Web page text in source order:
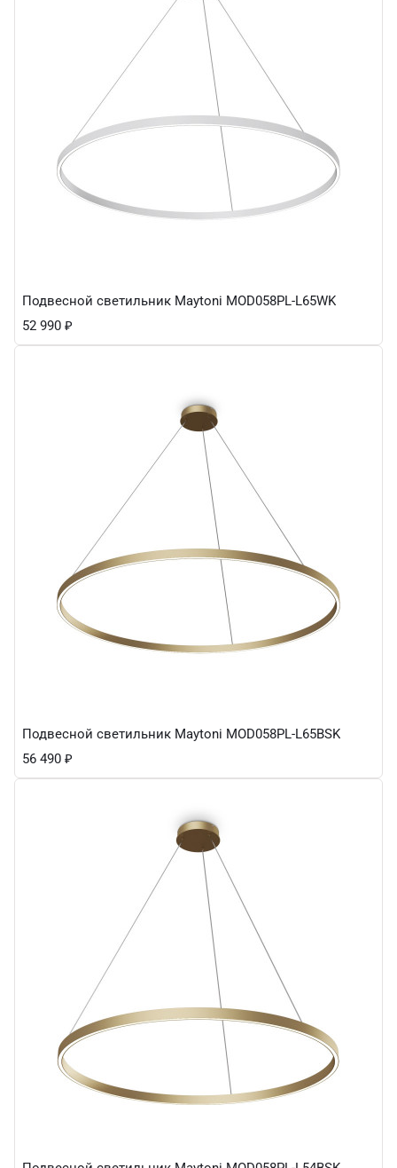
Подвесной светильник Maytoni MOD058PL-L65WK
52 990 ₽
Подвесной светильник Maytoni MOD058PL-L65BSK
56 490 ₽